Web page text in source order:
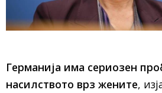
Германија има сериозен
насилството врз жените,